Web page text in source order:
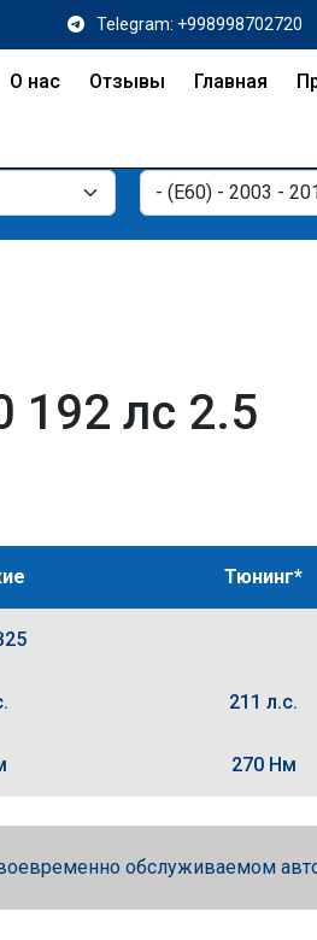
Telegram: +998998702720
О нас Отзывы Главная
192 лс 2.5
Тюнинг*
211 л.с.
270 Нм
обслуживаемом